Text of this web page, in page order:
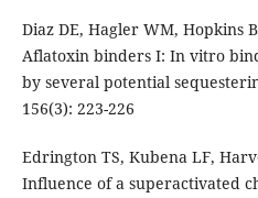
Diaz DE, Hagler WM, Hopkins
Aflatoxin binders I: In vitro
by several potential
156(3): 223-226
Edrington TS, Kubena LF,
Influence of a superactivated